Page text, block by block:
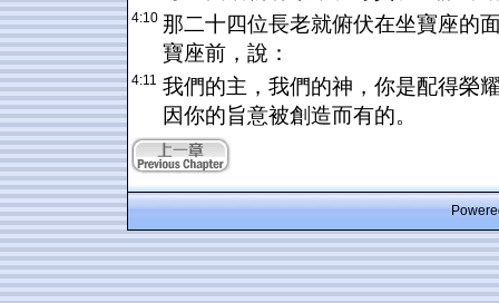
4:10 那二十四位長老就俯伏在坐寶座的
寶座前，說：
4:11 我們的主，我們的神，你是配得榮
因你的旨意被創造而有的。